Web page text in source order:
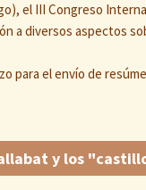
el III Congreso
a diversos aspectos
para el envío de
y los